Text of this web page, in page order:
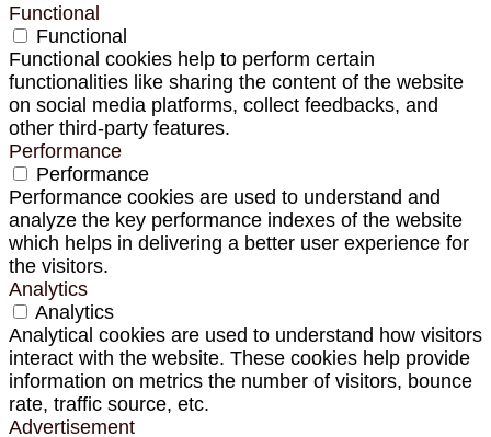
Functional
Functional
Functional cookies help to perform certain
functionalities like sharing the content of the website
on social media platforms, collect feedbacks, and
other third-party features.
Performance
Performance
Performance cookies are used to understand and
analyze the key performance indexes of the website
which helps in delivering a better user experience for
the visitors.
Analytics
Analytics
Analytical cookies are used to understand how visitors
interact with the website. These cookies help provide
information on metrics the number of visitors, bounce
rate, traffic source, etc.
Advertisement